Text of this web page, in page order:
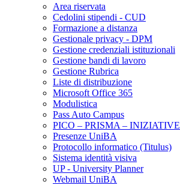
Area riservata
Cedolini stipendi - CUD
Formazione a distanza
Gestionale privacy - DPM
Gestione credenziali istituzionali
Gestione bandi di lavoro
Gestione Rubrica
Liste di distribuzione
Microsoft Office 365
Modulistica
Pass Auto Campus
PICO – PRISMA – INIZIATIVE
Presenze UniBA
Protocollo informatico (Titulus)
Sistema identità visiva
UP - University Planner
Webmail UniBA